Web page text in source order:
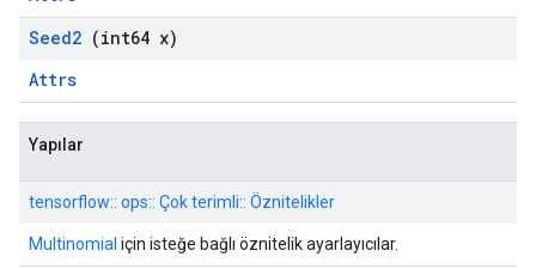
Seed2 (int64 x)
Attrs
Yapılar
tensorflow:: ops:: Çok terimli:: Öznitelikler
Multinomial için isteğe bağlı öznitelik ayarlayıcılar.